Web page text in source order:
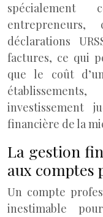
entrepreneurs,
déclarations
factures, ce qui
que le coût
investissement
financière de la
La gestion
aux comptes
Un compte
inestimable